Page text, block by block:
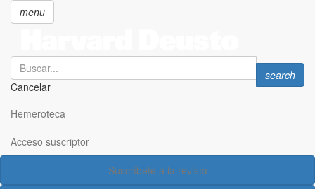
principal
menu
Search
Cancelar
Search
search
Hemeroteca
Acceso suscriptor
Suscríbete a la revista
Acceso suscriptor